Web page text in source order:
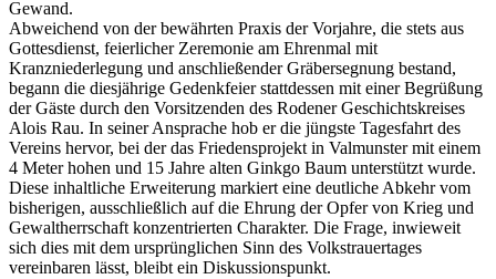
Gewand.
Abweichend von der bewährten Praxis der Vorjahre, die stets aus
Gottesdienst, feierlicher Zeremonie am Ehrenmal mit
Kranzniederlegung und anschließender Gräbersegnung bestand,
begann die diesjährige Gedenkfeier stattdessen mit einer Begrüßung
der Gäste durch den Vorsitzenden des Rodener Geschichtskreises
Alois Rau. In seiner Ansprache hob er die jüngste Tagesfahrt des
Vereins hervor, bei der das Friedensprojekt in Valmunster mit einem
4 Meter hohen und 15 Jahre alten Ginkgo Baum unterstützt wurde.
Diese inhaltliche Erweiterung markiert eine deutliche Abkehr vom
bisherigen, ausschließlich auf die Ehrung der Opfer von Krieg und
Gewaltherrschaft konzentrierten Charakter. Die Frage, inwieweit
sich dies mit dem ursprünglichen Sinn des Volkstrauertages
vereinbaren lässt, bleibt ein Diskussionspunkt.